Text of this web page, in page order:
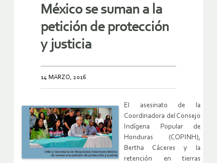
México se suman a la
petición de protección
y justicia
14 MARZO, 2016
El asesinato de la
Coordinadora del Consejo
Indígena Popular de
Honduras (COPINH),
Bertha Cáceres y la
retención en tierras